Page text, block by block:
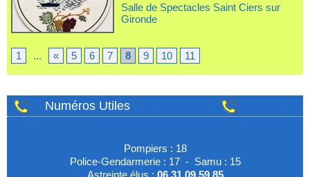
Salle de Spectacles Saint Ciers sur
Gironde
1 ... « 5 6 7 8 9 10 11
Numéros Utiles
Pompiers : 18
Police-Gendarmerie : 17 - Samu : 15
Astreinte élus : 06.31.09.59.85